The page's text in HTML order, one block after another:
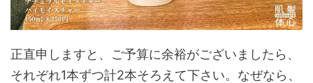
正直申しますと、ご予算に余裕がございましたら、
それぞれ1本ずつ計2本そろえて下さい。なぜなら、